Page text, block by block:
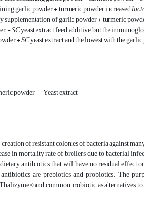
garlic powder + turmeric powder increased
supplementation of garlic powder + turmeric
+SCyeast extract feed additive, but the
+SCyeast extract and the lowest with the
powder
Yeast extract
of resistant colonies of bacteria against
in mortality rate of broilers due to bacterial
antibiotics that will have no residual effect
are prebiotics and probiotics. The
and common probiotic as